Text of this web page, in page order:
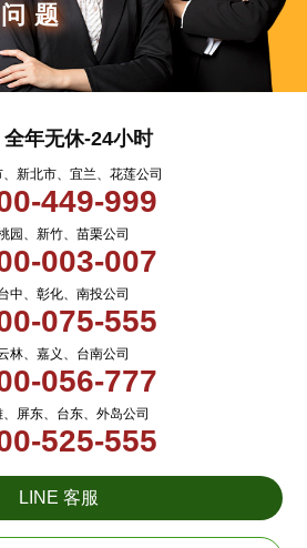
题
全年无休-24小时
、新北市、宜兰、花莲公司
449-999
园、新竹、苗栗公司
003-007
中、彰化、南投公司
075-555
林、嘉义、台南公司
056-777
、屏东、台东、外岛公司
525-555
LINE 客服